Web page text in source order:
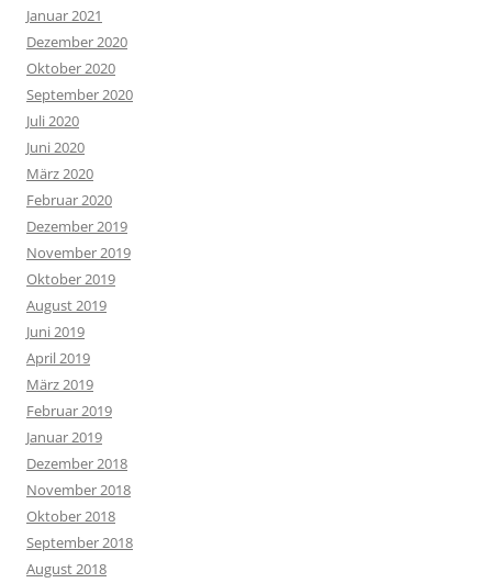
Januar 2021
Dezember 2020
Oktober 2020
September 2020
Juli 2020
Juni 2020
März 2020
Februar 2020
Dezember 2019
November 2019
Oktober 2019
August 2019
Juni 2019
April 2019
März 2019
Februar 2019
Januar 2019
Dezember 2018
November 2018
Oktober 2018
September 2018
August 2018